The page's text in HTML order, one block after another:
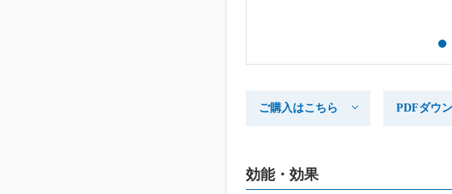
ご購入はこちら PDFダウ
効能・効果